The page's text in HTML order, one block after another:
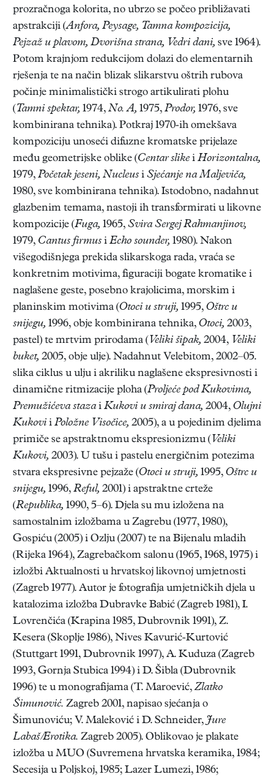
prozračnoga kolorita, no ubrzo se počeo približavati
apstrakciji (Anfora, Peysage, Tamna kompozicija,
Pejzaž u plavom, Dvorišna strana, Vedri dani, sve 1964).
Potom krajnjom redukcijom dolazi do elementarnih
rješenja te na način blizak slikarstvu oštrih rubova
počinje minimalistički strogo artikulirati plohu
(Tamni spektar, 1974, No. A, 1975, Prodor, 1976, sve
kombinirana tehnika). Potkraj 1970-ih omekšava
kompoziciju unoseći difuzne kromatske prijelaze
među geometrijske oblike (Centar slike i Horizontalna,
1979, Početak jeseni, Nucleus i Sjećanje na Maljeviča,
1980, sve kombinirana tehnika). Istodobno, nadahnut
glazbenim temama, nastoji ih transformirati u likovne
kompozicije (Fuga, 1965, Svira Sergej Rahmanjinov,
1979, Cantus firmus i Echo sounder, 1980). Nakon
višegodišnjega prekida slikarskoga rada, vraća se
konkretnim motivima, figuraciji bogate kromatike i
naglašene geste, posebno krajolicima, morskim i
planinskim motivima (Otoci u struji, 1995, Oštrc u
snijegu, 1996, obje kombinirana tehnika, Otoci, 2003,
pastel) te mrtvim prirodama ( Veliki šipak, 2004, Veliki
buket, 2005, obje ulje). Nadahnut Velebitom, 2002–05.
slika ciklus u ulju i akriliku naglašene ekspresivnosti i
dinamične ritmizacije ploha (Proljeće pod Kukovima,
Premužićeva stazai Kukovi u smiraj dana, 2004, Olujni
Kukovi i Položne Visočice, 2005), a u pojedinim djelima
primiče se apstraktnomu ekspresionizmu ( Veliki
Kukovi, 2003). U tušu i pastelu energičnim potezima
stvara ekspresivne pejzaže (Otoci u struji, 1995, Oštrc u
snijegu, 1996, Reful, 2001) i apstraktne crteže
(Republika, 1990, 5–6). Djela su mu izložena na
samostalnim izložbama u Zagrebu (1977, 1980),
Gospiću (2005) i Ozlju (2007) te na Bijenalu mladih
(Rijeka 1964), Zagrebačkom salonu (1965, 1968, 1975) i
izložbi Aktualnosti u hrvatskoj likovnoj umjetnosti
(Zagreb 1977). Autor je fotografija umjetničkih djela u
katalozima izložba Dubravke Babić (Zagreb 1981), I.
Lovrenčića (Krapina 1985, Dubrovnik 1991), Z.
Kesera (Skoplje 1986), Nives Kavurić-Kurtović
(Stuttgart 1991, Dubrovnik 1997), A. Kuduza (Zagreb
1993, Gornja Stubica 1994) i D. Šibla (Dubrovnik
1996) te u monografijama (T. Maroević, Zlatko
Šimunović. Zagreb 2001, napisao sjećanja o
Šimunoviću; V. Maleković i D. Schneider, Jure
Labaš/Erotika. Zagreb 2005). Oblikovao je plakate
izložba u MUO (Suvremena hrvatska keramika, 1984;
Secesija u Poljskoj, 1985; Lazer Lumezi, 1986;